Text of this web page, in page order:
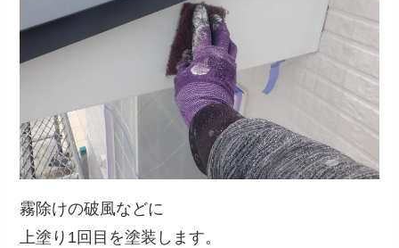
霧除けの破風などに
上塗り1回目を塗装します。